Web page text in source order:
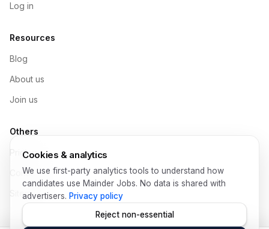
Log in
Resources
Blog
About us
Join us
Others
Pricing
Contact
Sitemap
Cookies & analytics
We use first-party analytics tools to understand how
candidates use Mainder Jobs. No data is shared with
advertisers. Privacy policy
Reject non-essential